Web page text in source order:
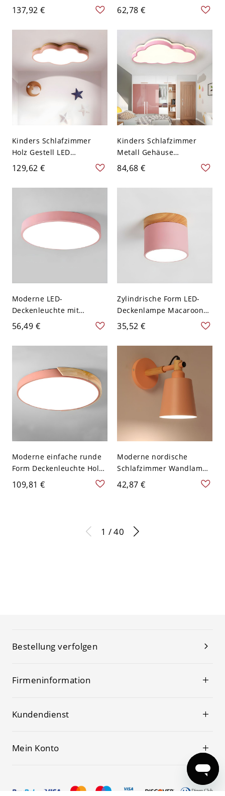
Deckenleuchte mit
goldenen Akzenten - Rosa
110V-120V 30,48 cm
137,92 €
Schreibtischlampe
Stifthalter Design
Studienzimmer
Beleuchtungseinrichtung
- 110V-120V mit Stecker
Rosa
62,78 €
Kinders Schlafzimmer
Holz Gestell LED
Deckenlampe Wolke
Metall Macaron Farbe
Schirm 1-Licht
110V-120V 52,07 cm
Weißlicht
129,62 €
Kinders Schlafzimmer
Metall Gehäuse
Deckenlampe Wolke
Weißer Schirm LED 1-Licht
Deckenleuchte - Rosa
84,68 €
Moderne LED-
Deckenleuchte mit
weißem Acrylschirm - 1-
22,86 cm Weißlicht
56,49 €
Zylindrische Form LED-
Deckenlampe Macaroon
Modernes Eisen 1 Licht
Rosa 110V-120V Weißlicht
35,52 €
Moderne einfache runde
Form Deckenleuchte Holz
1 Licht Deckenleuchte
LED-Lichter - Rosa 110V-
109,81 €
Moderne nordische
Schlafzimmer Wandlampe
aus Holz mit
geometrischem Macaron-
120V Rosa
42,87 €
1 / 40
Bestellung verfolgen
Firmeninformation
Kundendienst
Mein Konto